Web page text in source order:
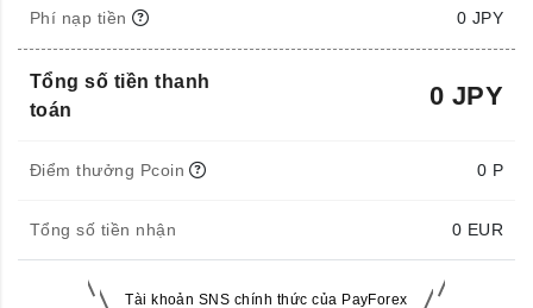
Phí nạp tiền 0 JPY
Tổng số tiền thanh
toán
0 JPY
Điểm thưởng Pcoin 0 P
Tổng số tiền nhận 0 EUR
Tài khoản SNS chính thức của PayForex